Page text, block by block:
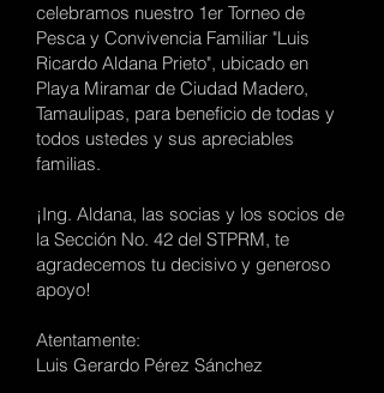
celebramos nuestro 1er Torneo de
Pesca y Convivencia Familiar "Luis
Ricardo Aldana Prieto", ubicado en
Playa Miramar de Ciudad Madero,
Tamaulipas, para beneficio de todas y
todos ustedes y sus apreciables
familias.
¡Ing. Aldana, las socias y los socios de
la Sección No. 42 del STPRM, te
agradecemos tu decisivo y generoso
apoyo!
Atentamente:
Luis Gerardo Pérez Sánchez